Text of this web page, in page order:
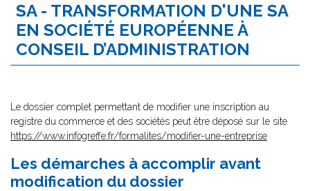
SA - TRANSFORMATION D'UNE SA
EN SOCIÉTÉ EUROPÉENNE À
CONSEIL D’ADMINISTRATION
Le dossier complet permettant de modifier une inscription au
registre du commerce et des sociétés peut être déposé sur le site
https://www.infogreffe.fr/formalites/modifier-une-entreprise
Les démarches à accomplir avant
modification du dossier